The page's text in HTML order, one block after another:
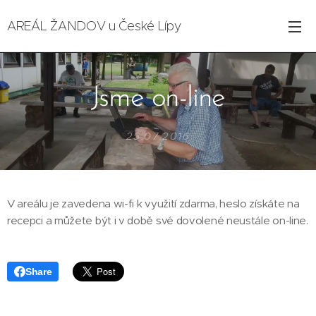
AREÁL ŽANDOV u České Lípy
Jsme on-line
25.07.2016
V areálu je zavedena wi-fi k využití zdarma, heslo získáte na
recepci a můžete být i v době své dovolené neustále on-line.
Share